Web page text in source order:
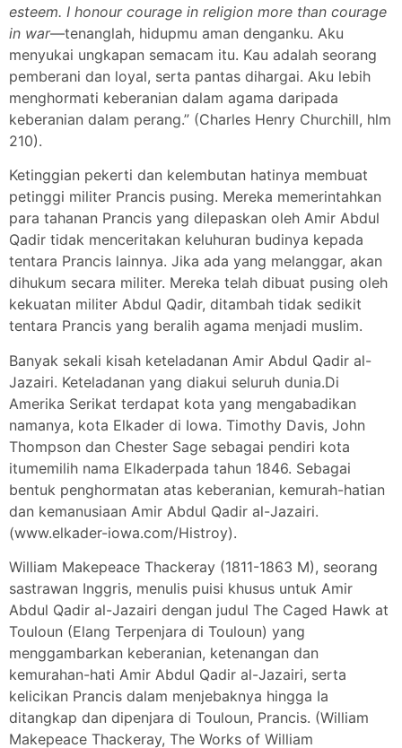
esteem. I honour courage in religion more than courage
in war—tenanglah, hidupmu aman denganku. Aku
menyukai ungkapan semacam itu. Kau adalah seorang
pemberani dan loyal, serta pantas dihargai. Aku lebih
menghormati keberanian dalam agama daripada
keberanian dalam perang.” (Charles Henry Churchill, hlm
210).
Ketinggian pekerti dan kelembutan hatinya membuat
petinggi militer Prancis pusing. Mereka memerintahkan
para tahanan Prancis yang dilepaskan oleh Amir Abdul
Qadir tidak menceritakan keluhuran budinya kepada
tentara Prancis lainnya. Jika ada yang melanggar, akan
dihukum secara militer. Mereka telah dibuat pusing oleh
kekuatan militer Abdul Qadir, ditambah tidak sedikit
tentara Prancis yang beralih agama menjadi muslim.
Banyak sekali kisah keteladanan Amir Abdul Qadir al-
Jazairi. Keteladanan yang diakui seluruh dunia.Di
Amerika Serikat terdapat kota yang mengabadikan
namanya, kota Elkader di Iowa. Timothy Davis, John
Thompson dan Chester Sage sebagai pendiri kota
itumemilih nama Elkaderpada tahun 1846. Sebagai
bentuk penghormatan atas keberanian, kemurah-hatian
dan kemanusiaan Amir Abdul Qadir al-Jazairi.
(www.elkader-iowa.com/Histroy).
William Makepeace Thackeray (1811-1863 M), seorang
sastrawan Inggris, menulis puisi khusus untuk Amir
Abdul Qadir al-Jazairi dengan judul The Caged Hawk at
Touloun (Elang Terpenjara di Touloun) yang
menggambarkan keberanian, ketenangan dan
kemurahan-hati Amir Abdul Qadir al-Jazairi, serta
kelicikan Prancis dalam menjebaknya hingga Ia
ditangkap dan dipenjara di Touloun, Prancis. (William
Makepeace Thackeray, The Works of William